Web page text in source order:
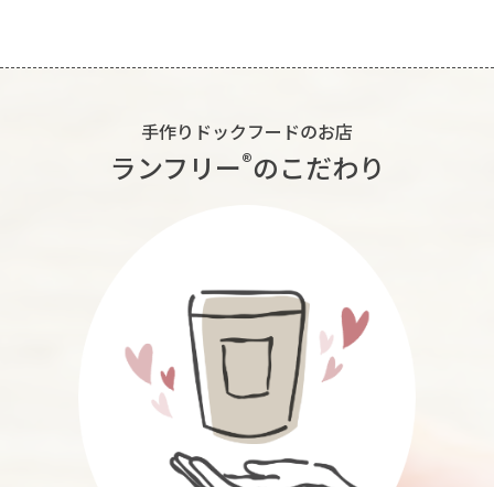
手作りドックフードのお店
ランフリー®︎のこだわり